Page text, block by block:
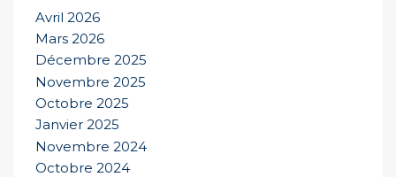
Avril 2026
Mars 2026
Décembre 2025
Novembre 2025
Octobre 2025
Janvier 2025
Novembre 2024
Octobre 2024